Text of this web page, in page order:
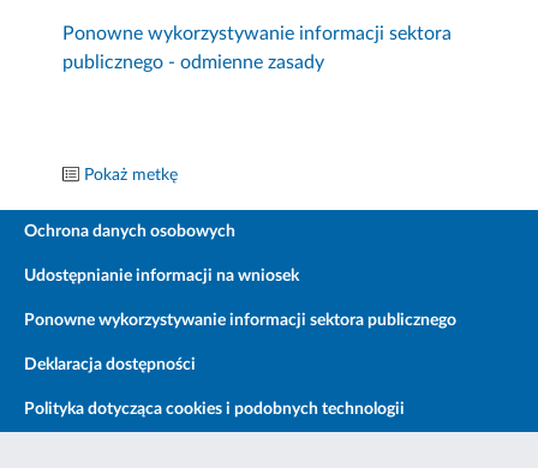
Ponowne wykorzystywanie informacji sektora
publicznego - odmienne zasady
Pokaż metkę
Ochrona danych osobowych
Udostępnianie informacji na wniosek
Ponowne wykorzystywanie informacji sektora publicznego
Deklaracja dostępności
Polityka dotycząca cookies i podobnych technologii